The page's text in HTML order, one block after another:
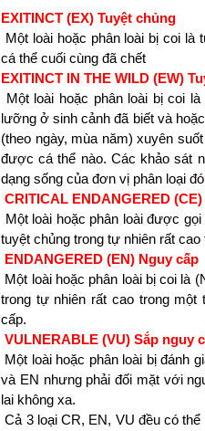
EXITINCT (EX) Tuyệt chủng
Một loài hoặc phân loài bị coi là
cá thể cuối cùng đã chết
EXITINCT IN THE WILD (EW)
Một loài hoặc phân loài bị coi
lưỡng ở sinh cảnh đã biết và
(theo ngày, mùa năm) xuyên
được cá thể nào. Các khảo sát
dạng sống của đơn vị phân loại
CRITICAL ENDANGERED
Một loài hoặc phân loài được
tuyệt chủng trong tự nhiên rất
ENDANGERED (EN) Nguy cấp
Một loài hoặc phân loài bị coi là
trong tự nhiên rất cao trong
cấp.
VULNERABLE (VU) Sắp nguy
Một loài hoặc phân loài bị đánh
và EN nhưng phải đối mặt với
lai không xa.
Cả 3 loại CR, EN, VU đều có